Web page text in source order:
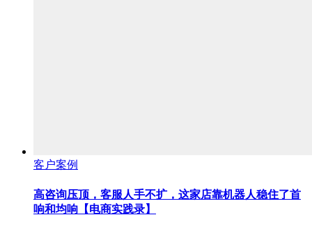
客户案例
高咨询压顶，客服人手不扩，这家店靠机器人稳住了首
响和均响【电商实践录】